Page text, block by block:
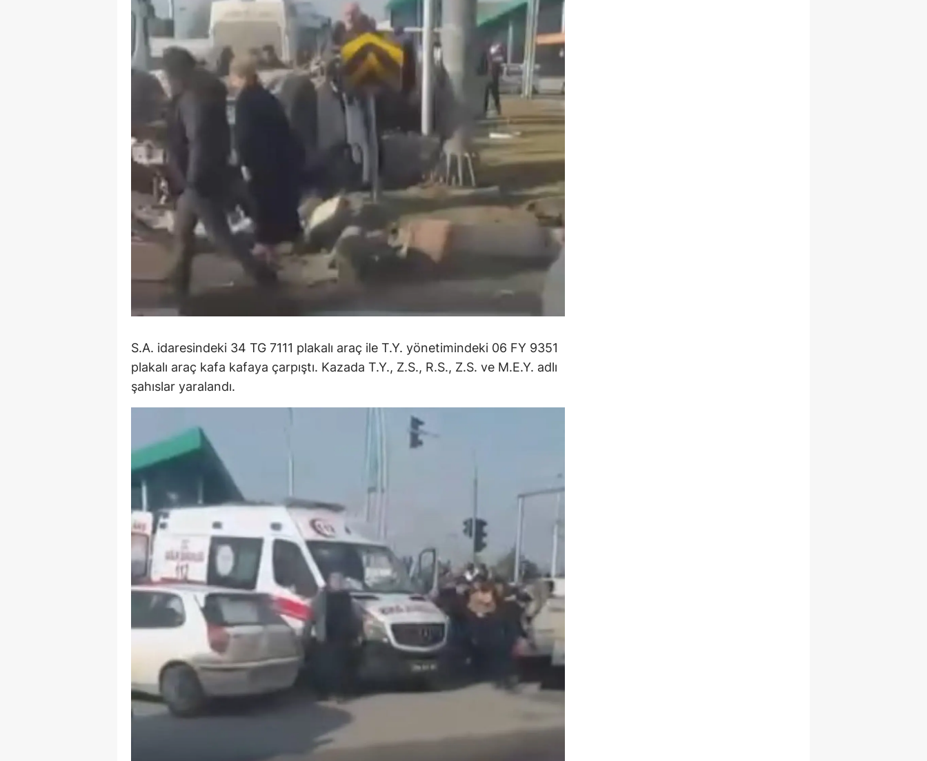
Gaziantep
Giresun
Gümüşhane
Hakkari
İstanbul
İzmir
Kars
Kastamonu
Kayseri
Kırklareli
Kırşehir
Manisa
Kahramanmaraş
Mardin
Muğla
Muş
Ordu
Rize
S.A. idaresindeki 34 TG 7111 plakalı araç ile T.Y. yönetimindeki 06 FY 9351
plakalı araç kafa kafaya çarpıştı. Kazada T.Y., Z.S., R.S., Z.S. ve M.E.Y. adlı
şahıslar yaralandı.